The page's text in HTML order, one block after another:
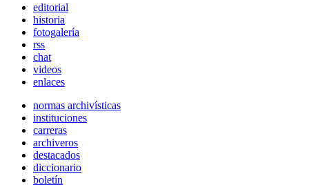
editorial
historia
fotogalería
rss
chat
videos
enlaces
normas archivísticas
instituciones
carreras
archiveros
destacados
diccionario
boletín